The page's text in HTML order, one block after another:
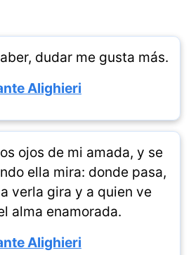
dudar me gusta más.
Alighieri
ojos de mi amada, y se
ella mira: donde pasa,
verla gira y a quien ve
alma enamorada.
Alighieri